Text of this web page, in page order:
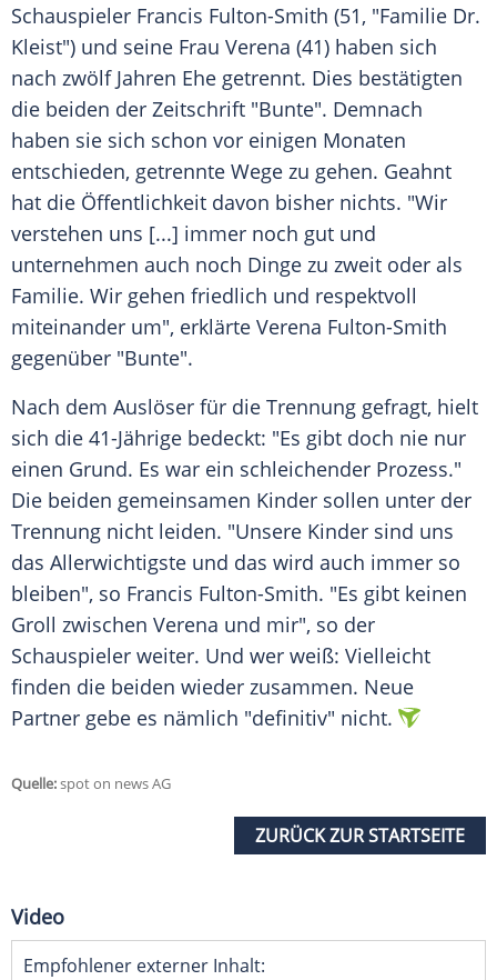
Schauspieler Francis Fulton-Smith (51, "Familie Dr.
Kleist") und seine Frau Verena (41) haben sich
nach zwölf Jahren Ehe getrennt. Dies bestätigten
die beiden der Zeitschrift "Bunte". Demnach
haben sie sich schon vor einigen Monaten
entschieden, getrennte Wege zu gehen. Geahnt
hat die Öffentlichkeit davon bisher nichts. "Wir
verstehen uns [...] immer noch gut und
unternehmen auch noch Dinge zu zweit oder als
Familie. Wir gehen friedlich und respektvoll
miteinander um", erklärte Verena Fulton-Smith
gegenüber "Bunte".
Nach dem Auslöser für die Trennung gefragt, hielt
sich die 41-Jährige bedeckt: "Es gibt doch nie nur
einen Grund. Es war ein schleichender Prozess."
Die beiden gemeinsamen Kinder sollen unter der
Trennung nicht leiden. "Unsere Kinder sind uns
das Allerwichtigste und das wird auch immer so
bleiben", so Francis Fulton-Smith. "Es gibt keinen
Groll zwischen Verena und mir", so der
Schauspieler weiter. Und wer weiß: Vielleicht
finden die beiden wieder zusammen. Neue
Partner gebe es nämlich "definitiv" nicht.
Quelle:spot on news AG
ZURÜCK ZUR STARTSEITE
Video
Empfohlener externer Inhalt: